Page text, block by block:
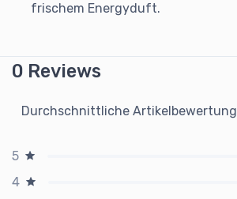
frischem Energyduft.
0 Reviews
Durchschnittliche Artikelbewertung
5
4